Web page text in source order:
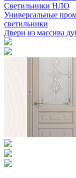
Светильники НЛО
Универсальные
светильники
Двери из массива